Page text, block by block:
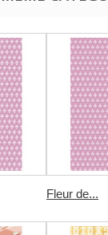
Fleur de...